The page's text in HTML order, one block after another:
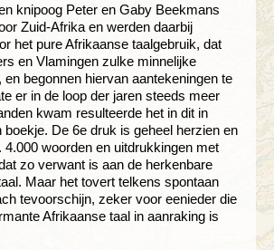
knipoog Peter en Gaby Beekmans
Zuid-Afrika en werden daarbij
het pure Afrikaanse taalgebruik, dat
en Vlamingen zulke minnelijke
en begonnen hiervan aantekeningen te
er in de loop der jaren steeds meer
kwam resulteerde het in dit in
boekje. De 6e druk is geheel herzien en
4.000 woorden en uitdrukkingen met
zo verwant is aan de herkenbare
Maar het tovert telkens spontaan
tevoorschijn, zeker voor eenieder die
Afrikaanse taal in aanraking is